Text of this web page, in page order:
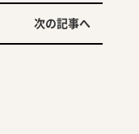
次の記事へ